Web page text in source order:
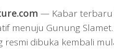
— Kabar terbaru
menuju Gunung
resmi dibuka kembali